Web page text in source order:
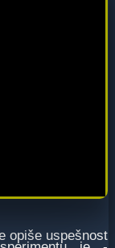
opiše uspešnost